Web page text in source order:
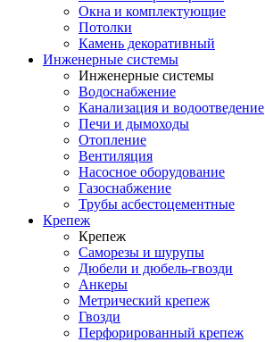
Окна и комплектующие
Потолки
Камень декоративный
Инженерные системы
Инженерные системы
Водоснабжение
Канализация и водоотведение
Печи и дымоходы
Отопление
Вентиляция
Насосное оборудование
Газоснабжение
Трубы асбестоцементные
Крепеж
Крепеж
Саморезы и шурупы
Дюбели и дюбель-гвозди
Анкеры
Метрический крепеж
Гвозди
Перфорированный крепеж